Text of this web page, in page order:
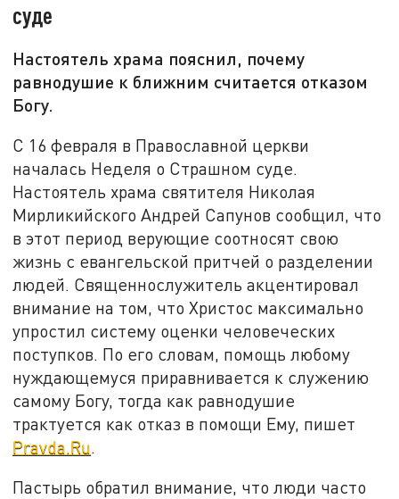
суде
Настоятель храма пояснил, почему
равнодушие к ближним считается отказом
Богу.
С 16 февраля в Православной церкви
началась Неделя о Страшном суде.
Настоятель храма святителя Николая
Мирликийского Андрей Сапунов сообщил, что
в этот период верующие соотносят свою
жизнь с евангельской притчей о разделении
людей. Священнослужитель акцентировал
внимание на том, что Христос максимально
упростил систему оценки человеческих
поступков. По его словам, помощь любому
нуждающемуся приравнивается к служению
самому Богу, тогда как равнодушие
трактуется как отказ в помощи Ему, пишет
Pravda.Ru.
Пастырь обратил внимание, что люди часто